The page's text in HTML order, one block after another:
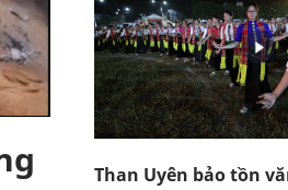
Than Uyên bảo tồn